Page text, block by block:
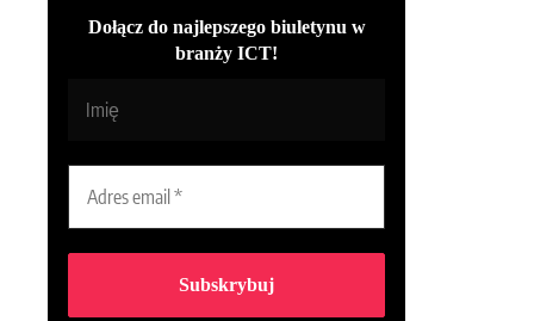
Dołącz do najlepszego biuletynu w
branży ICT!